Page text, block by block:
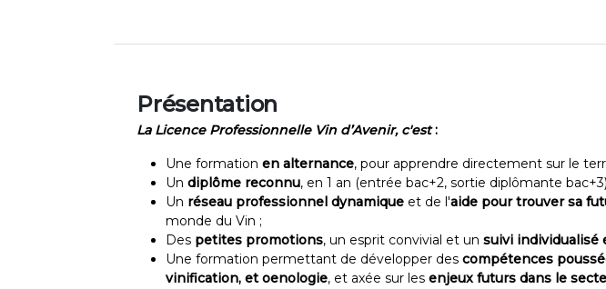
Présentation
La Licence Professionnelle Vin d’Avenir, c'est:
Une formation en alternance, pour apprendre directement sur le
Un diplôme reconnu, en 1 an (entrée bac+2, sortie diplômante
Un réseau professionnel dynamique et de l'aide pour trouver sa
monde du Vin ;
Des petites promotions, un esprit convivial et un suivi individualisé
Une formation permettant de développer des compétences
vinification, et oenologie, et axée sur les enjeux futurs dans le